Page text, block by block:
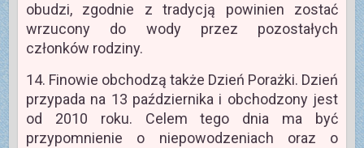
obudzi, zgodnie z tradycją powinien zostać
wrzucony do wody przez pozostałych
członków rodziny.
14. Finowie obchodzą także Dzień Porażki. Dzień
przypada na 13 października i obchodzony jest
od 2010 roku. Celem tego dnia ma być
przypomnienie o niepowodzeniach oraz o